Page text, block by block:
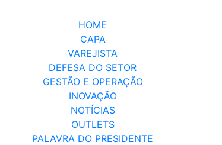
HOME
CAPA
VAREJISTA
DEFESA DO SETOR
GESTÃO E OPERAÇÃO
INOVAÇÃO
NOTÍCIAS
OUTLETS
PALAVRA DO PRESIDENTE